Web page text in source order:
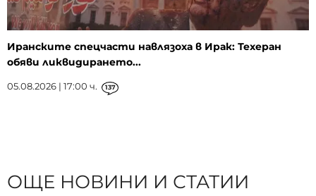
Иранските спецчасти навлязоха в Ирак: Техеран
обяви ликвидирането...
05.08.2026 | 17:00 ч. 137
ОЩЕ НОВИНИ И СТАТИИ